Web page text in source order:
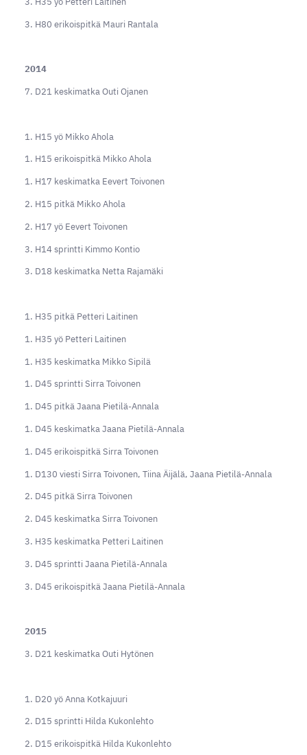
3. H80 erikoispitkä Mauri Rantala
2014
7. D21 keskimatka Outi Ojanen
1. H15 yö Mikko Ahola
1. H15 erikoispitkä Mikko Ahola
1. H17 keskimatka Eevert Toivonen
2. H15 pitkä Mikko Ahola
2. H17 yö Eevert Toivonen
3. H14 sprintti Kimmo Kontio
3. D18 keskimatka Netta Rajamäki
1. H35 pitkä Petteri Laitinen
1. H35 yö Petteri Laitinen
1. H35 keskimatka Mikko Sipilä
1. D45 sprintti Sirra Toivonen
1. D45 pitkä Jaana Pietilä-Annala
1. D45 keskimatka Jaana Pietilä-Annala
1. D45 erikoispitkä Sirra Toivonen
1. D130 viesti Sirra Toivonen, Tiina Äijälä, Jaana Pietilä-Annala
2. D45 pitkä Sirra Toivonen
2. D45 keskimatka Sirra Toivonen
3. H35 keskimatka Petteri Laitinen
3. D45 sprintti Jaana Pietilä-Annala
3. D45 erikoispitkä Jaana Pietilä-Annala
2015
3. D21 keskimatka Outi Hytönen
1. D20 yö Anna Kotkajuuri
2. D15 sprintti Hilda Kukonlehto
2. D15 erikoispitkä Hilda Kukonlehto